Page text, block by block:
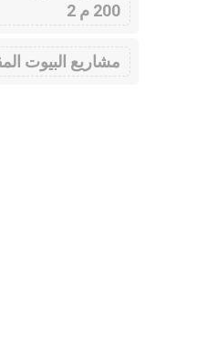
200 م 2
مشاريع البيوت